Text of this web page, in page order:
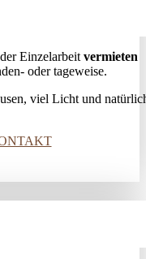
Einzelarbeit vermieten
oder tageweise.
viel Licht und